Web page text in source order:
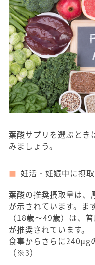
葉酸サプリを選ぶとき
みましょう。
妊活・妊娠中に摂
葉酸の推奨摂取量は、
が示されています。ま
（18歳〜49歳）は、
が推奨されています
食事からさらに240μg
（※3）